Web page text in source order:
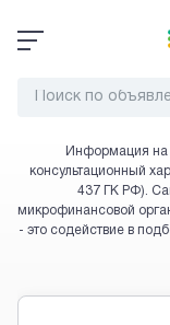
Информация на
консультационный
437 ГК РФ).
микрофинансовой
- это содействие в